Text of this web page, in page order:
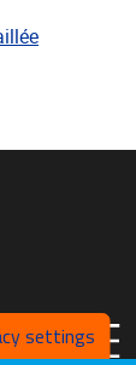
settings